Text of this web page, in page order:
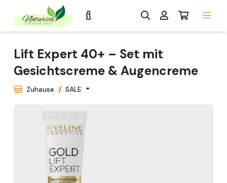
Lift Expert 40+ – Set mit
Gesichtscreme & Augencreme
Zuhause SALE